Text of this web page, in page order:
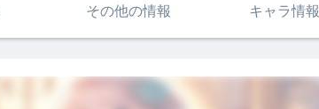
その他の情報 キャラ情報